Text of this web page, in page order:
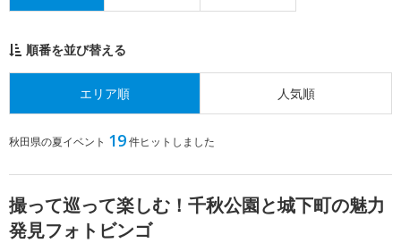
順番を並び替える
エリア順 人気順
秋田県の夏イベント 19件ヒットしました
撮って巡って楽しむ！千秋公園と城下町の魅力
発見フォトビンゴ